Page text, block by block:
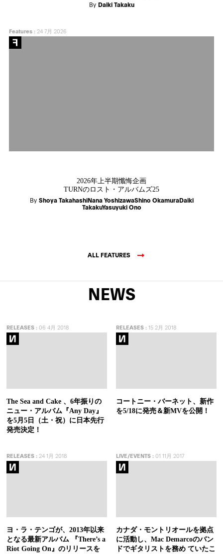
By Daiki Takaku
Features:24 7月 2026
2026年上半期懺悔企画
TURNのロスト・アルバムズ25
By Shoya TakahashiNana YoshizawaShino OkamuraDaiki
TakakuYasuyuki Ono
ALL FEATURES
NEWS
RELEASES : 06 4月 2018
The Sea and Cake 、6年振りの
ニュー・アルバム『Any Day』
を5月5日（土・祝）に日本先行
発売決定！
RELEASES:15 2月 2018
コートニー・バーネット、新作
を5/18に発売＆新MVを公開！
RELEASES : 24 1月 2018
ヨ・ラ・テンゴが、2013年以来
となる最新アルバム 『There’s a
Riot Going On』のリリースを
LIVE/EVENTS:01 11月 2017
カナダ・モントリオールを拠点
に活動し、Mac Demarcoのバン
ドでギタリストを務め ていたこ